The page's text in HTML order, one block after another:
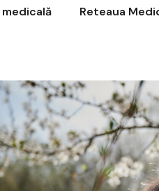
medicală Reteaua